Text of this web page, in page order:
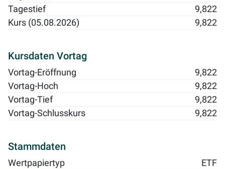
Tagestief
9,822
Kurs (05.08.2026)
9,822
Kursdaten Vortag
Vortag-Eröffnung
9,822
Vortag-Hoch
9,822
Vortag-Tief
9,822
Vortag-Schlusskurs
9,822
Stammdaten
Wertpapiertyp
ETF